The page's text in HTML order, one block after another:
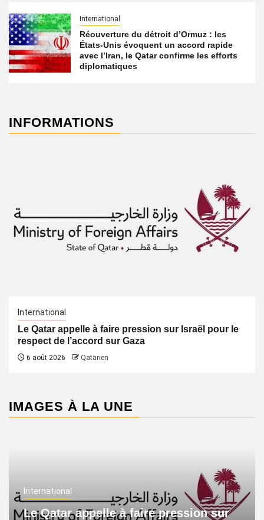
International
Réouverture du détroit d’Ormuz : les
États-Unis évoquent un accord rapide
avec l’Iran, le Qatar confirme les efforts
diplomatiques
INFORMATIONS
International
Le Qatar appelle à faire pression sur Israël pour le
respect de l’accord sur Gaza
6 août 2026 Qatarien
IMAGES À LA UNE
International
Le Qatar appelle à faire pression sur